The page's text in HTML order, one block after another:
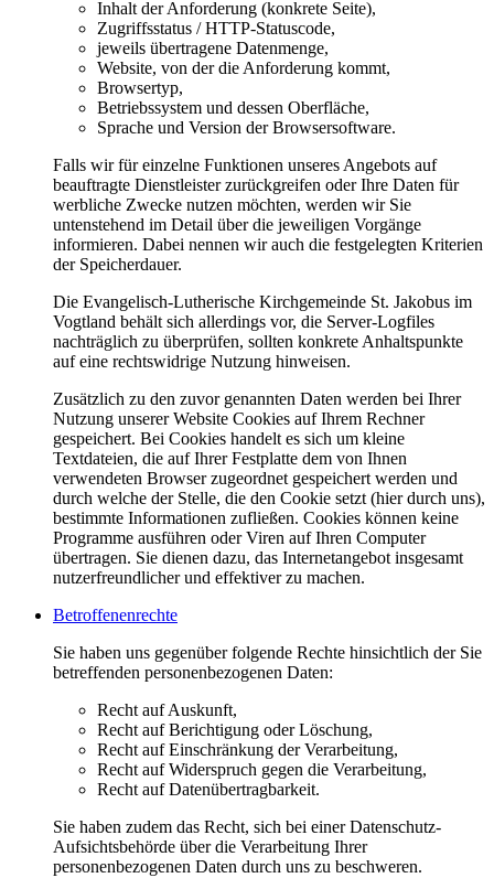
Inhalt der Anforderung (konkrete Seite),
Zugriffsstatus / HTTP-Statuscode,
jeweils übertragene Datenmenge,
Website, von der die Anforderung kommt,
Browsertyp,
Betriebssystem und dessen Oberfläche,
Sprache und Version der Browsersoftware.
Falls wir für einzelne Funktionen unseres Angebots auf
beauftragte Dienstleister zurückgreifen oder Ihre Daten für
werbliche Zwecke nutzen möchten, werden wir Sie
untenstehend im Detail über die jeweiligen Vorgänge
informieren. Dabei nennen wir auch die festgelegten Kriterien
der Speicherdauer.
Die Evangelisch-Lutherische Kirchgemeinde St. Jakobus im
Vogtland behält sich allerdings vor, die Server-Logfiles
nachträglich zu überprüfen, sollten konkrete Anhaltspunkte
auf eine rechtswidrige Nutzung hinweisen.
Zusätzlich zu den zuvor genannten Daten werden bei Ihrer
Nutzung unserer Website Cookies auf Ihrem Rechner
gespeichert. Bei Cookies handelt es sich um kleine
Textdateien, die auf Ihrer Festplatte dem von Ihnen
verwendeten Browser zugeordnet gespeichert werden und
durch welche der Stelle, die den Cookie setzt (hier durch uns),
bestimmte Informationen zufließen. Cookies können keine
Programme ausführen oder Viren auf Ihren Computer
übertragen. Sie dienen dazu, das Internetangebot insgesamt
nutzerfreundlicher und effektiver zu machen.
Betroffenenrechte
Sie haben uns gegenüber folgende Rechte hinsichtlich der Sie
betreffenden personenbezogenen Daten:
Recht auf Auskunft,
Recht auf Berichtigung oder Löschung,
Recht auf Einschränkung der Verarbeitung,
Recht auf Widerspruch gegen die Verarbeitung,
Recht auf Datenübertragbarkeit.
Sie haben zudem das Recht, sich bei einer Datenschutz-
Aufsichtsbehörde über die Verarbeitung Ihrer
personenbezogenen Daten durch uns zu beschweren.